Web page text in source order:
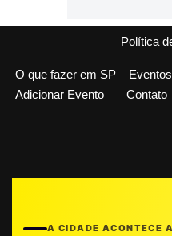
Política
O que fazer em SP – Eventos
Adicionar Evento
Contato
A CIDADE ACONTECE